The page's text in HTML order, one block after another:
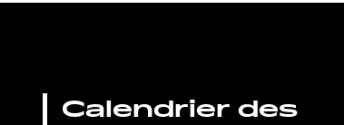
Calendrier des